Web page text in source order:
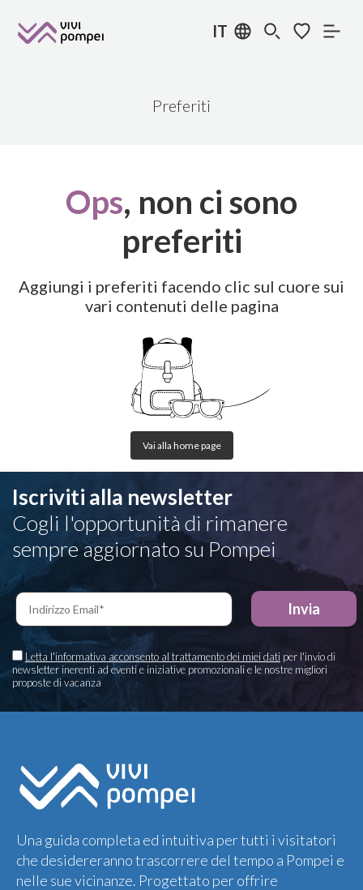
IT
Preferiti
Ops, non ci sono
preferiti
Aggiungi i preferiti facendo clic sul cuore sui
vari contenuti delle pagina
Vai alla home page
Iscriviti alla newsletter
Cogli l'opportunità di rimanere
sempre aggiornato su Pompei
Letta l'informativa acconsento al trattamento dei miei dati per l'invio di
newsletter inerenti ad eventi e iniziative promozionali e le nostre migliori
proposte di vacanza
Una guida completa ed intuitiva per tutti i visitatori
che desidereranno trascorrere del tempo a Pompei e
nelle sue vicinanze. Progettato per offrire